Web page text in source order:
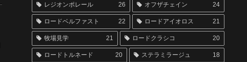
レジオンポレール 26 オフザチェイン 24
ロードベルファスト 22 ロードアイオロス 21
牧場見学 21 ロードクラシコ 20
ロードトルネード 20 ステラミラージュ 18